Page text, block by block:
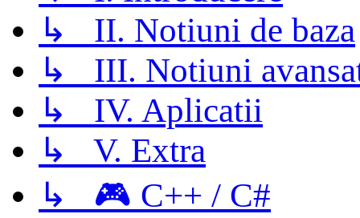
↳ II. Notiuni de baza
↳ III. Notiuni
↳ IV. Aplicatii
↳ V. Extra
↳ 🎮 C++ / C#